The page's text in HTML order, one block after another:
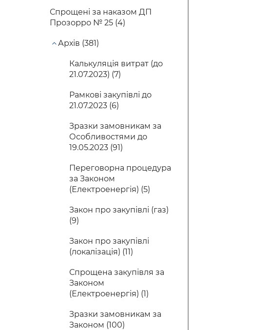
Спрощені за наказом ДП
Прозорро № 25 (4)
Архів (381)
Калькуляція витрат (до
21.07.2023) (7)
Рамкові закупівлі до
21.07.2023 (6)
Зразки замовникам за
Особливостями до
19.05.2023 (91)
Переговорна процедура
за Законом
(Електроенергія) (5)
Закон про закупівлі (газ)
(9)
Закон про закупівлі
(локалізація) (11)
Спрощена закупівля за
Законом
(Електроенергія) (1)
Зразки замовникам за
Законом (100)